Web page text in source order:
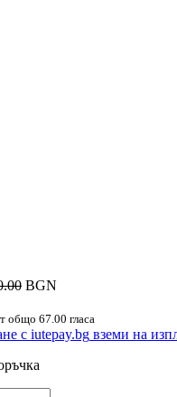
BGN
общо 67.00 гласа
вземи на